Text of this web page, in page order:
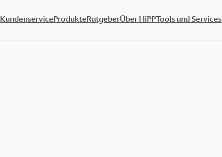
KundenserviceProdukteRatgeberÜber HiPPTools und Services